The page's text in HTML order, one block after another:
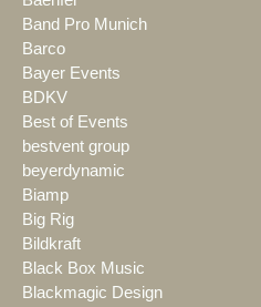
Band Pro Munich
Barco
Bayer Events
BDKV
Best of Events
bestvent group
beyerdynamic
Biamp
Big Rig
Bildkraft
Black Box Music
Blackmagic Design